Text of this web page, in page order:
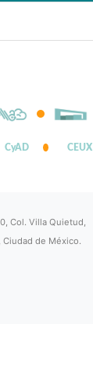
CyAD CEUX
Col. Villa Quietud,
Ciudad de México.